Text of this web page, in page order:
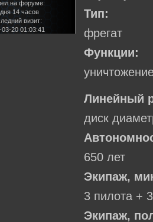
на форуме:
14 часов
визит:
03-20 01:03:41
Тип:
фрегат
Функции:
Линейный
диск
650 лет
Экипаж,
3 пилота +
Экипаж,